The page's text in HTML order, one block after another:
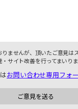
ませんが、頂いたご意見は
サイト改善を行ってまいりま
お問い合わせ専用フォ